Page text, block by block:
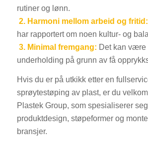
rutiner og lønn.
2. Harmoni mellom arbeid og fritid:
har rapportert om noen kultur- og
3. Minimal fremgang: Det kan være
underholding på grunn av få
Hvis du er på utkikk etter en
sprøytestøping av plast, er du
Plastek Group, som spesialiserer
produktdesign, støpeformer og
bransjer.